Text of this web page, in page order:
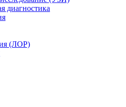
диагностика
(ЛОР)